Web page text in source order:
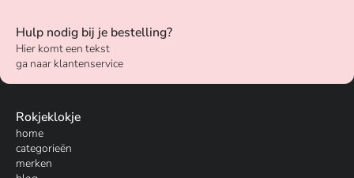
Hulp nodig bij je bestelling?
Hier komt een tekst
ga naar klantenservice
Rokjeklokje
home
categorieën
merken